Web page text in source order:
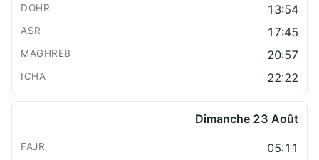
13:54
17:45
20:57
22:22
Dimanche 23 Août
05:11